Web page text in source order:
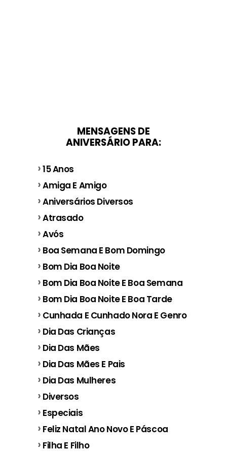
MENSAGENS DE
ANIVERSÁRIO PARA:
15 Anos
Amiga E Amigo
Aniversários Diversos
Atrasado
Avós
Boa Semana E Bom Domingo
Bom Dia Boa Noite
Bom Dia Boa Noite E Boa Semana
Bom Dia Boa Noite E Boa Tarde
Cunhada E Cunhado Nora E Genro
Dia Das Crianças
Dia Das Mães
Dia Das Mães E Pais
Dia Das Mulheres
Diversos
Especiais
Feliz Natal Ano Novo E Páscoa
Filha E Filho